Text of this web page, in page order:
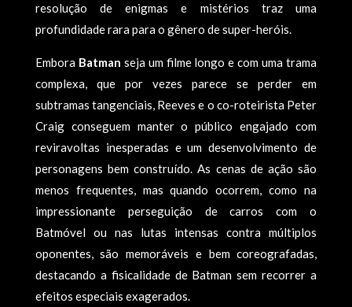
resolução de enigmas e mistérios traz uma
profundidade rara para o gênero de super-heróis.
Embora Batman seja um filme longo e com uma trama
complexa, que por vezes parece se perder em
subtramas tangenciais, Reeves e o co-roteirista Peter
Craig conseguem manter o público engajado com
reviravoltas inesperadas e um desenvolvimento de
personagens bem construído. As cenas de ação são
menos frequentes, mas quando ocorrem, como na
impressionante perseguição de carros com o
Batmóvel ou nas lutas intensas contra múltiplos
oponentes, são memoráveis e bem coreografadas,
destacando a fisicalidade de Batman sem recorrer a
efeitos especiais exagerados.